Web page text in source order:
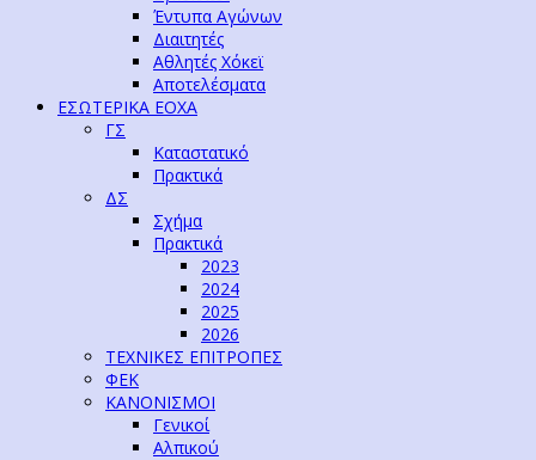
Έντυπα Αγώνων
Διαιτητές
Αθλητές Χόκεϊ
Αποτελέσματα
ΕΣΩΤΕΡΙΚΑ ΕΟΧΑ
ΓΣ
Καταστατικό
Πρακτικά
ΔΣ
Σχήμα
Πρακτικά
2023
2024
2025
2026
ΤΕΧΝΙΚΕΣ ΕΠΙΤΡΟΠΕΣ
ΦΕΚ
ΚΑΝΟΝΙΣΜΟΙ
Γενικοί
Αλπικού